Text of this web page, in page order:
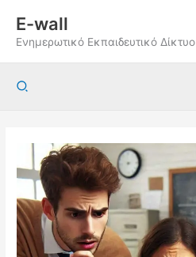
περιεχόμενο
E-wall
Ενημερωτικό Εκπαιδευτικό Δίκτυο
Αναζήτηση